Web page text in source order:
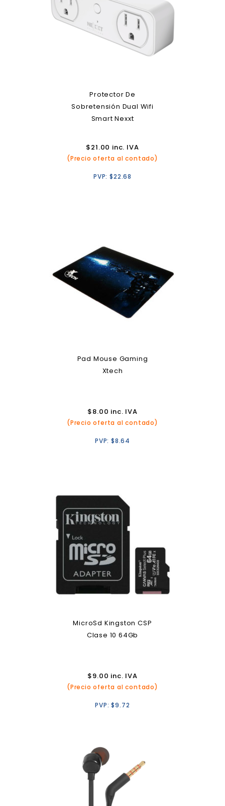
Protector De
Sobretensión Dual Wifi
Smart Nexxt
$21.00 inc. IVA
(Precio oferta al contado)
PVP:$22.68
Pad Mouse Gaming
Xtech
$8.00 inc. IVA
(Precio oferta al contado)
PVP: $8.64
MicroSd Kingston CSP
Clase 10 64Gb
$9.00 inc. IVA
(Precio oferta al contado)
PVP:$9.72